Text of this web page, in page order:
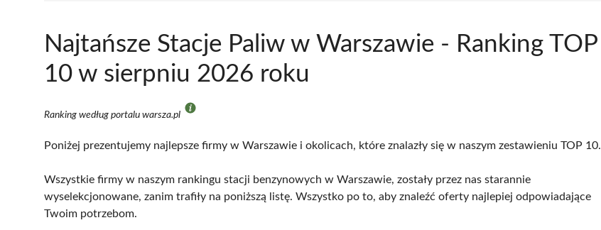
Najtańsze Stacje Paliw w Warszawie - Ranking TOP
10 w sierpniu 2026 roku
Ranking według portalu warsza.pl
Poniżej prezentujemy najlepsze firmy w Warszawie i okolicach, które znalazły się w naszym zestawieniu TOP 10.
Wszystkie firmy w naszym rankingu stacji benzynowych w Warszawie, zostały przez nas starannie
wyselekcjonowane, zanim trafiły na poniższą listę. Wszystko po to, aby znaleźć oferty najlepiej odpowiadające
Twoim potrzebom.